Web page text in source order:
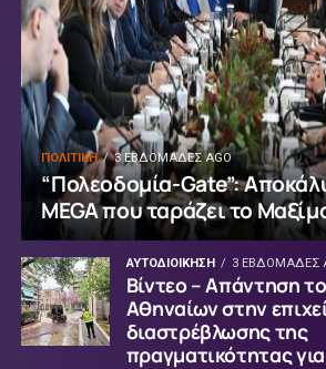
ΠΟΛΙΤΙΚΗ 3 ΕΒΔΟΜΆΔΕΣ AGO
“Πολεοδομία-Gate”:
MEGA που ταράζει το
ΑΥΤΟΔΙΟΙΚΗΣΗ 3 ΕΒΔΟΜΆΔΕΣ
Βίντεο – Απάντηση
Αθηναίων στην
διαστρέβλωσης της
πραγματικότητας